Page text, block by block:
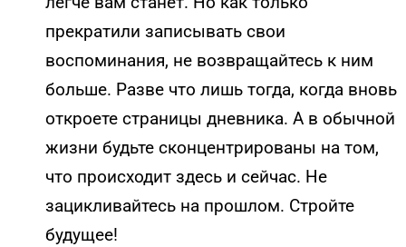
прекратили записывать свои
воспоминания, не возвращайтесь к ним
больше. Разве что лишь тогда, когда вновь
откроете страницы дневника. А в обычной
жизни будьте сконцентрированы на том,
что происходит здесь и сейчас. Не
зацикливайтесь на прошлом. Стройте
будущее!